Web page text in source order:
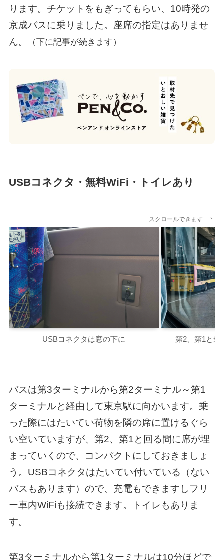
ります。チケットをもぎってもらい、10時発の
京成バスに乗りました。座席の指定はありませ
ん。
（下に記事が続きます）
USBコネクタ・無料WiFi・トイレあり
スクロールできます
USBコネクタは窓の下に 第2、第1と乗
バスは第3ターミナルから第2ターミナル～第1
ターミナルと経由して東京駅に向かいます。乗
った際にはたいてい荷物を隣の席に置けるぐら
い空いていますが、第2、第1と回る間に席が埋
まっていくので、コンパクトにしておきましょ
う。USBコネクタはたいてい付いている（ない
バスもあります）ので、充電もできますしフリ
ー車内WiFiも接続できます。トイレもありま
す。
第3ターミナルから第1ターミナルは10分ほどで